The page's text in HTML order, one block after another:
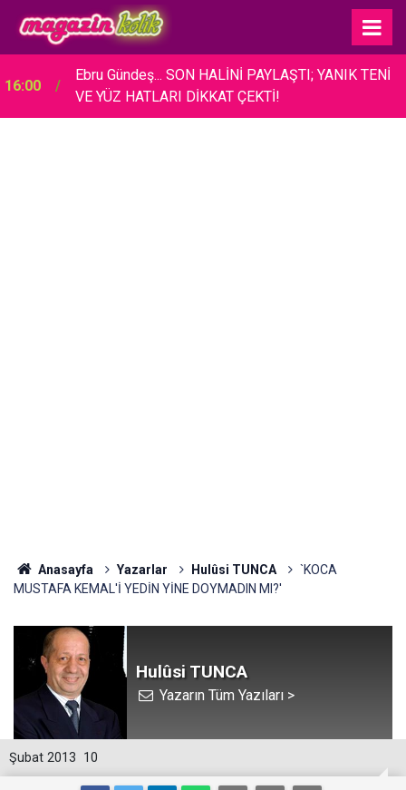
16:00
Ebru Gündeş... SON HALİNİ PAYLAŞTI; YANIK TENİ
VE YÜZ HATLARI DİKKAT ÇEKTİ!
Anasayfa Yazarlar Hulûsi TUNCA
`KOCA
MUSTAFA KEMAL'İ YEDİN YİNE DOYMADIN MI?'
Hulûsi TUNCA
Yazarın Tüm Yazıları >
10
Şubat 2013